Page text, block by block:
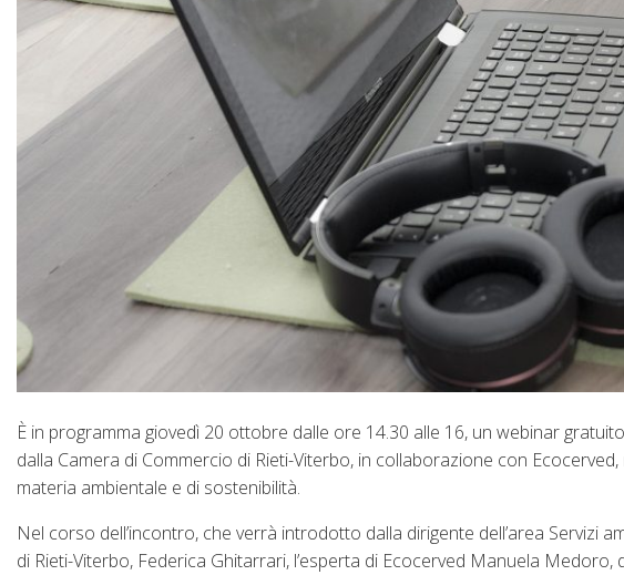
È in programma giovedì 20 ottobre dalle ore 14.30 alle 16, un webinar
dalla Camera di Commercio di Rieti-Viterbo, in collaborazione con
materia ambientale e di sostenibilità.
Nel corso dell’incontro, che verrà introdotto dalla dirigente dell’area Servizi
di Rieti-Viterbo, Federica Ghitarrari, l’esperta di Ecocerved Manuela